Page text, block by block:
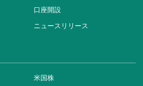
口座開設
ニュースリリース
米国株